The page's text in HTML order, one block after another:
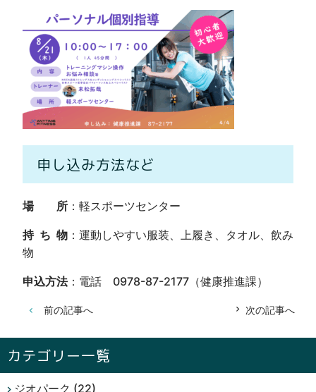
申し込み方法など
場 所 ：軽スポーツセンター
持 ち 物 ：運動しやすい服装、上履き、タオル、飲み
物
申込方法：電話 0978-87-2177（健康推進課）
前の記事へ 次の記事へ
カテゴリー一覧
ジオパーク (22)